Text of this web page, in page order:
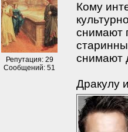
Репутация: 29
Сообщений: 51
Кому
снимают
снимают
Дракулу